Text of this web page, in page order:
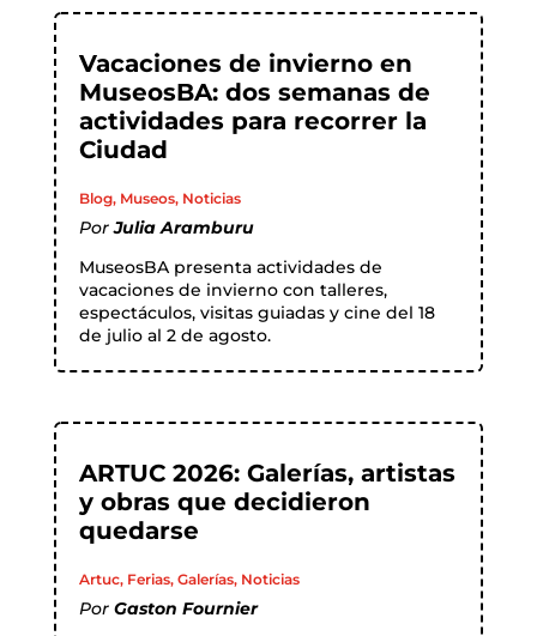
Vacaciones de invierno en
MuseosBA: dos semanas de
actividades para recorrer la
Ciudad
Blog, Museos, Noticias
PorJulia Aramburu
MuseosBA presenta actividades de
vacaciones de invierno con talleres,
espectáculos, visitas guiadas y cine del 18
de julio al 2 de agosto.
ARTUC 2026: Galerías, artistas
y obras que decidieron
quedarse
Artuc, Ferias, Galerías, Noticias
Por Gaston Fournier